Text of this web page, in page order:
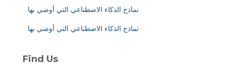
نماذج الذكاء الاصطناعي التي أوصي بها
نماذج الذكاء الاصطناعي التي أوصي بها
Find Us